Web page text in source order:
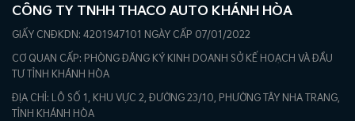
CÔNG TY TNHH THACO AUTO KHÁNH HÒA
GIẤY CNĐKDN: 4201947101 NGÀY CẤP 07/01/2022
CƠ QUAN CẤP: PHÒNG ĐĂNG KÝ KINH DOANH SỞ KẾ HOẠCH VÀ ĐẦU
TƯ TỈNH KHÁNH HÒA
ĐỊA CHỈ: LÔ SỐ 1, KHU VỰC 2, ĐƯỜNG 23/10, PHƯỜNG TÂY NHA TRANG,
TỈNH KHÁNH HÒA